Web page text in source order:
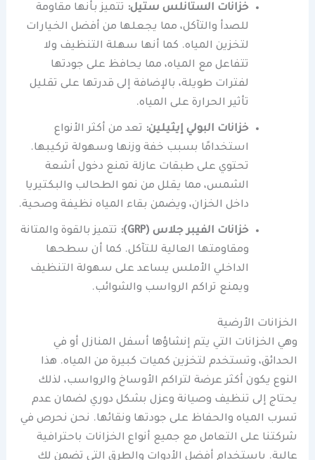
خزانات الستانلس ستيل: تتميز بأنها مقاومة
للصدأ والتآكل، مما يجعلها من أفضل الخيارات
لتخزين المياه. كما أنها سهلة التنظيف ولا
تتفاعل مع المياه، مما يحافظ على جودتها
لفترات طويلة، بالإضافة إلى قدرتها على تقليل
تأثير الحرارة على المياه.
خزانات البولي إيثيلين: تعد من أكثر الأنواع
استخدامًا بسبب خفة وزنها وسهولة تركيبها.
تحتوي على طبقات عازلة تمنع دخول أشعة
الشمس، مما يقلل من نمو الطحالب والبكتيريا
داخل الخزان، ويضمن بقاء المياه نظيفة وصحية.
خزانات الفيبر جلاس (GRP):
تتميز بالقوة والمتانة
ومقاومتها العالية للتآكل. كما أن سطحها
الداخلي الأملس يساعد على سهولة التنظيف
ويمنع تراكم الرواسب والشوائب.
الخزانات الأرضية
وهي الخزانات التي يتم إنشاؤها أسفل المنازل أو في
الحدائق، وتستخدم لتخزين كميات كبيرة من المياه. هذا
النوع يكون أكثر عرضة لتراكم الأوساخ والرواسب، لذلك
يحتاج إلى تنظيف وصيانة وعزل بشكل دوري لضمان عدم
تسرب المياه والحفاظ على جودتها ونقائها. نحن نحرص في
شركتنا على التعامل مع جميع أنواع الخزانات باحترافية
عالية. باستخدام أفضل الأدوات والطرق التي تضمن لك